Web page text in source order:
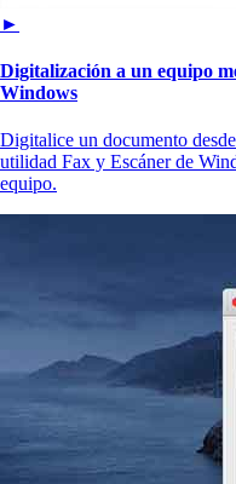
►
Digitalización a un equipo
Windows
Digitalice un documento
utilidad Fax y Escáner de
equipo.